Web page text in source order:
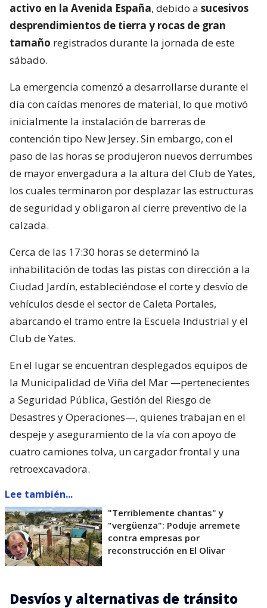
activo en la Avenida España, debido a sucesivos
desprendimientos de tierra y rocas de gran
tamaño registrados durante la jornada de este
sábado.
La emergencia comenzó a desarrollarse durante el
día con caídas menores de material, lo que motivó
inicialmente la instalación de barreras de
contención tipo New Jersey. Sin embargo, con el
paso de las horas se produjeron nuevos derrumbes
de mayor envergadura a la altura del Club de Yates,
los cuales terminaron por desplazar las estructuras
de seguridad y obligaron al cierre preventivo de la
calzada.
Cerca de las 17:30 horas se determinó la
inhabilitación de todas las pistas con dirección a la
Ciudad Jardín, estableciéndose el corte y desvío de
vehículos desde el sector de Caleta Portales,
abarcando el tramo entre la Escuela Industrial y el
Club de Yates.
En el lugar se encuentran desplegados equipos de
la Municipalidad de Viña del Mar —pertenecientes
a Seguridad Pública, Gestión del Riesgo de
Desastres y Operaciones—, quienes trabajan en el
despeje y aseguramiento de la vía con apoyo de
cuatro camiones tolva, un cargador frontal y una
retroexcavadora.
Lee también...
"Terriblemente chantas" y
"vergüenza": Poduje arremete
contra empresas por
reconstrucción en El Olivar
Desvíos y alternativas de tránsito